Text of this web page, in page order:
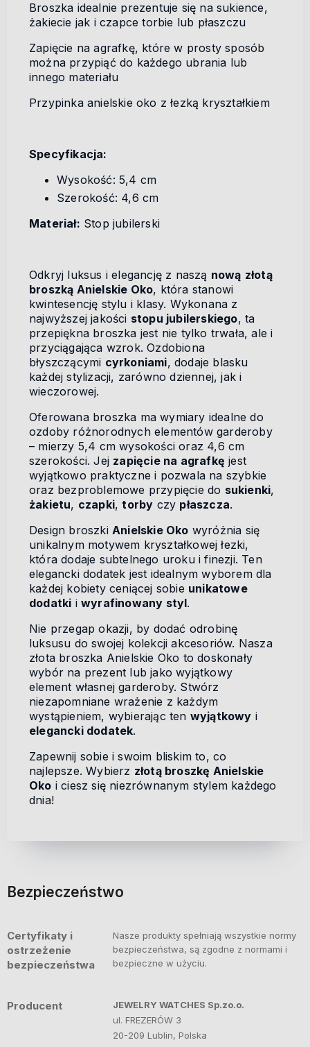
Broszka idealnie prezentuje się na sukience,
żakiecie jak i czapce torbie lub płaszczu
Zapięcie na agrafkę, które w prosty sposób
można przypiąć do każdego ubrania lub
innego materiału
Przypinka anielskie oko z łezką kryształkiem
Specyfikacja:
Wysokość: 5,4 cm
Szerokość: 4,6 cm
Materiał: Stop jubilerski
Odkryj luksus i elegancję z naszą nową złotą
broszką Anielskie Oko, która stanowi
kwintesencję stylu i klasy. Wykonana z
najwyższej jakości stopu jubilerskiego, ta
przepiękna broszka jest nie tylko trwała, ale i
przyciągająca wzrok. Ozdobiona
błyszczącymi cyrkoniami, dodaje blasku
każdej stylizacji, zarówno dziennej, jak i
wieczorowej.
Oferowana broszka ma wymiary idealne do
ozdoby różnorodnych elementów garderoby
– mierzy 5,4 cm wysokości oraz 4,6 cm
szerokości. Jej zapięcie na agrafkę jest
wyjątkowo praktyczne i pozwala na szybkie
oraz bezproblemowe przypięcie do sukienki,
żakietu, czapki,torby czy płaszcza.
Design broszki Anielskie Oko wyróżnia się
unikalnym motywem kryształkowej łezki,
która dodaje subtelnego uroku i finezji. Ten
elegancki dodatek jest idealnym wyborem dla
każdej kobiety ceniącej sobie unikatowe
dodatki iwyrafinowany styl.
Nie przegap okazji, by dodać odrobinę
luksusu do swojej kolekcji akcesoriów. Nasza
złota broszka Anielskie Oko to doskonały
wybór na prezent lub jako wyjątkowy
element własnej garderoby. Stwórz
niezapomniane wrażenie z każdym
wystąpieniem, wybierając ten wyjątkowy i
elegancki dodatek.
Zapewnij sobie i swoim bliskim to, co
najlepsze. Wybierz złotą broszkę Anielskie
Oko i ciesz się niezrównanym stylem każdego
dnia!
Bezpieczeństwo
Certyfikaty i
ostrzeżenie
bezpieczeństwa
Nasze produkty spełniają wszystkie normy
bezpieczeństwa, są zgodne z normami i
bezpieczne w użyciu.
Producent
JEWELRY WATCHES Sp.zo.o.
ul. FREZERÓW 3
20-209 Lublin, Polska